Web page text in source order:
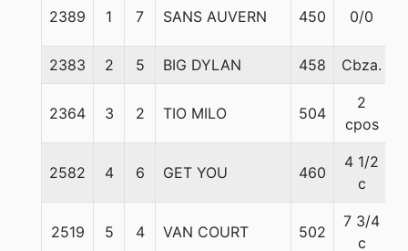
2389 1 7 SANS AUVERN 450 0/0
2383 2 5 BIG DYLAN 458 Cbza.
2364 3 2 TIO MILO 504
2
cpos
2582 4 6 GET YOU 460
4 1/2
c
2519 5 4 VAN COURT 502
7 3/4
c